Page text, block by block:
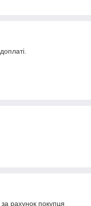
рахунок покупця